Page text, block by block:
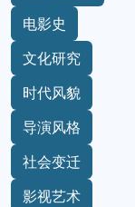
电影史
文化研究
时代风貌
导演风格
社会变迁
影视艺术